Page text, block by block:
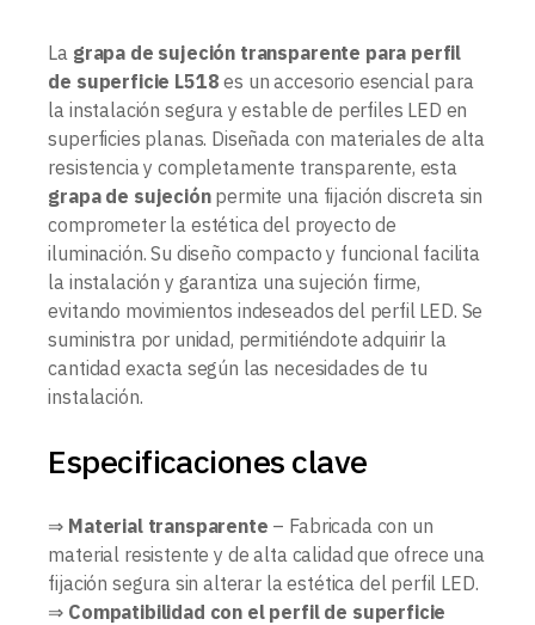
La grapa de sujeción transparente para perfil
de superficie L518 es un accesorio esencial para
la instalación segura y estable de perfiles LED en
superficies planas. Diseñada con materiales de alta
resistencia y completamente transparente, esta
grapa de sujeciónpermite una fijación discreta sin
comprometer la estética del proyecto de
iluminación. Su diseño compacto y funcional facilita
la instalación y garantiza una sujeción firme,
evitando movimientos indeseados del perfil LED. Se
suministra por unidad, permitiéndote adquirir la
cantidad exacta según las necesidades de tu
instalación.
Especificaciones clave
⇒ Material transparente – Fabricada con un
material resistente y de alta calidad que ofrece una
fijación segura sin alterar la estética del perfil LED.
⇒ Compatibilidad con el perfil de superficie